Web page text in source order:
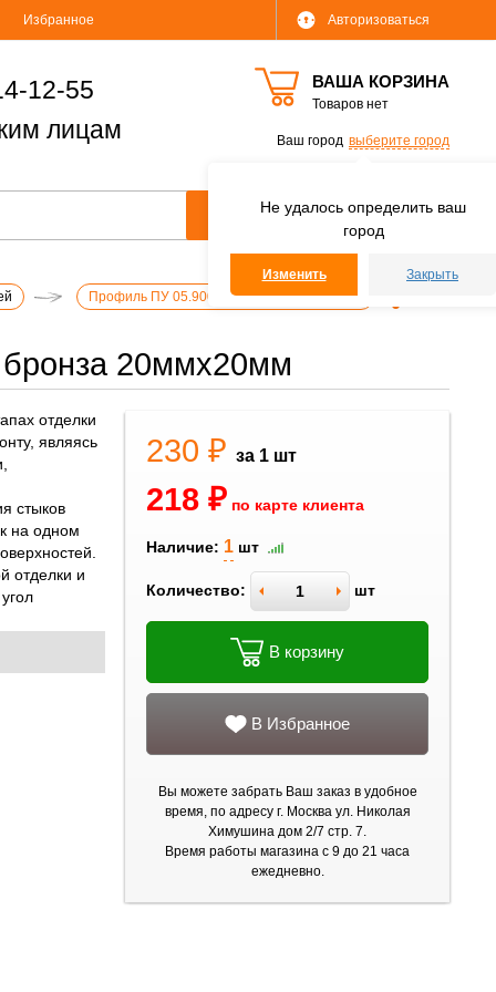
Не удалось определить ваш
город
Изменить Закрыть
Авторизоваться
Избранное
ВАША КОРЗИНА
Товаров нет
Ваш город выберите город
12-55
лицам
Профиль ПУ 05.900. 04 бронза 20ммх20мм
20ммх20мм
отделки
являясь
стыков
на одном
отделки и
230 ₽за 1 шт
218 ₽ по карте клиента
Наличие: 1 шт
Количество: шт
В корзину
В Избранное
Вы можете забрать Ваш заказ в удобное
время, по адресу г. Москва ул. Николая
Химушина дом 2/7 стр. 7.
Время работы магазина с 9 до 21 часа
ежедневно.